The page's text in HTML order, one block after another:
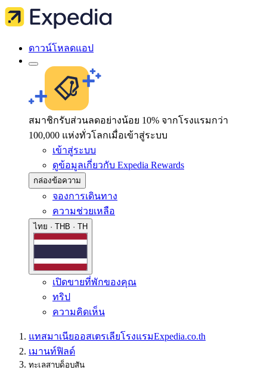
ดาวน์โหลดแอป
สมาชิกรับส่วนลดอย่างน้อย 10% จากโรงแรมกว่า
100,000 แห่งทั่วโลกเมื่อเข้าสู่ระบบ
เข้าสู่ระบบ
ดูข้อมูลเกี่ยวกับ Expedia Rewards
กล่องข้อความ
จองการเดินทาง
ความช่วยเหลือ
ไทย · THB · TH
เปิดขายที่พักของคุณ
ทริป
ความคิดเห็น
แทสมาเนียออสเตรเลียโรงแรมExpedia.co.th
เมานท์ฟิลด์
ทะเลสาบด็อบสัน